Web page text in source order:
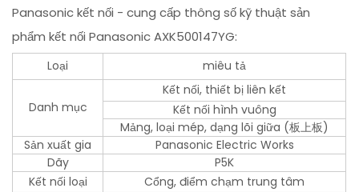
Panasonic kết nối - cung cấp thông số kỹ thuật sản
phẩm kết nối Panasonic AXK500147YG:
Loại miêu tả
Danh mục
Kết nối, thiết bị liên kết
Kết nối hình vuông
Mảng, loại mép, dạng lõi giữa (板上板)
Sản xuất gia
Panasonic Electric Works
Dãy
P5K
Kết nối loại
Cổng, điểm chạm trung tâm